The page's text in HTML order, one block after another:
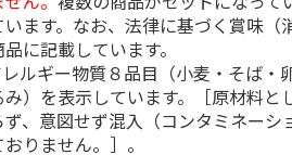
います。なお、法律に基づく賞味
品に記載しています。
ルギー物質８品目（小麦・そば・
み）を表示しています。［原材料
ず、意図せず混入（コンタミネー
おりません。］。